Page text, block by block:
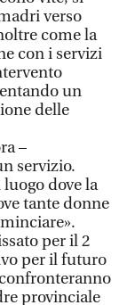
verso
come la
con i servizi
un
delle
–
servizio.
dove la
tante donne
per il 2
per il futuro
provinciale